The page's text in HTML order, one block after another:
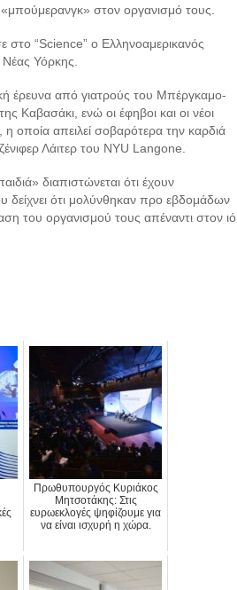
στον οργανισμό τους.
στο “Science” o Ελληνοαμερικανός
Υόρκης.
έρευνα από γιατρούς του Μπέργκαμο-
Καβασάκι, ενώ οι έφηβοι και οι νέοι
οποία απειλεί σοβαρότερα την καρδιά
Λάιτερ του NYU Langone.
διαπιστώνεται ότι έχουν
δείχνει ότι μολύνθηκαν προ εβδομάδων
του οργανισμού τους απέναντι στον ιό
Πρωθυπουργός Κυριάκος
Μητσοτάκης: Στις
ευρωεκλογές ψηφίζουμε για
να είναι ισχυρή η χώρα.